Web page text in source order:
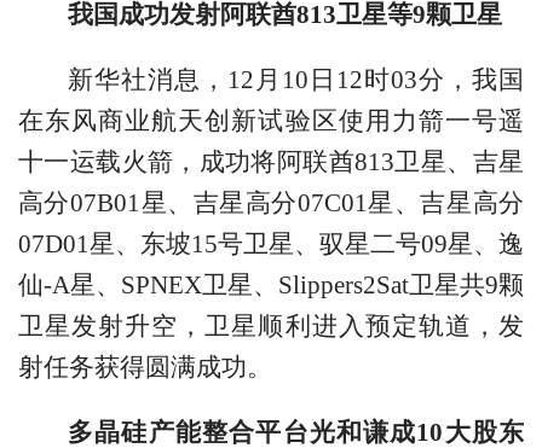
我国成功发射阿联酋813卫星等9颗卫星
新华社消息，12月10日12时03分，我国
在东风商业航天创新试验区使用力箭一号遥
十一运载火箭，成功将阿联酋813卫星、吉星
高分07B01星、吉星高分07C01星、吉星高分
07D01星、东坡15号卫星、驭星二号09星、逸
仙-A星、SPNEX卫星、Slippers2Sat卫星共9颗
卫星发射升空，卫星顺利进入预定轨道，发
射任务获得圆满成功。
多晶硅产能整合平台光和谦成10大股东